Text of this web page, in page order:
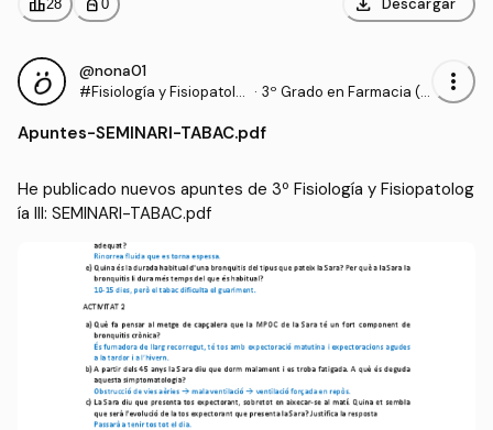
28 0
@nona01
#Fisiología y Fisiopatolo · 3º Grado en Farmacia (U
more_vert
Apuntes-SEMINARI-TABAC.pdf
He publicado nuevos apuntes de 3º Fisiología y Fisiopatolog
ía III: SEMINARI-TABAC.pdf